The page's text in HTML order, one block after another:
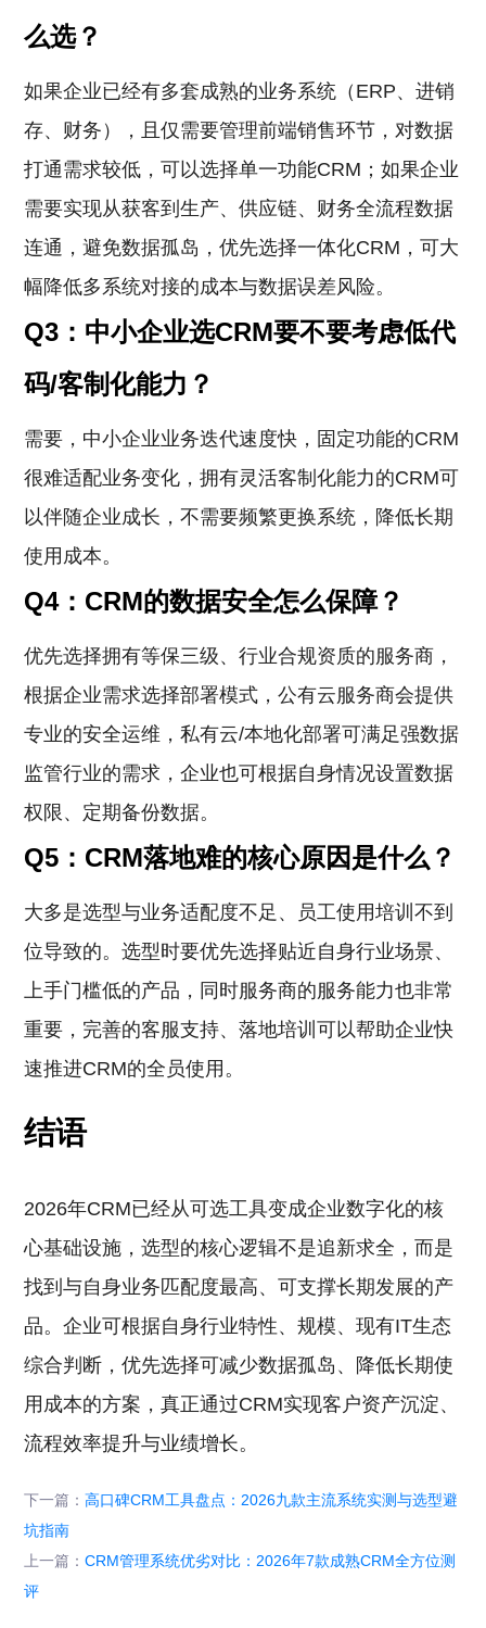
么选？
如果企业已经有多套成熟的业务系统（ERP、进销
存、财务），且仅需要管理前端销售环节，对数据
打通需求较低，可以选择单一功能CRM；如果企业
需要实现从获客到生产、供应链、财务全流程数据
连通，避免数据孤岛，优先选择一体化CRM，可大
幅降低多系统对接的成本与数据误差风险。
Q3：中小企业选CRM要不要考虑低代
码/客制化能力？
需要，中小企业业务迭代速度快，固定功能的CRM
很难适配业务变化，拥有灵活客制化能力的CRM可
以伴随企业成长，不需要频繁更换系统，降低长期
使用成本。
Q4：CRM的数据安全怎么保障？
优先选择拥有等保三级、行业合规资质的服务商，
根据企业需求选择部署模式，公有云服务商会提供
专业的安全运维，私有云/本地化部署可满足强数据
监管行业的需求，企业也可根据自身情况设置数据
权限、定期备份数据。
Q5：CRM落地难的核心原因是什么？
大多是选型与业务适配度不足、员工使用培训不到
位导致的。选型时要优先选择贴近自身行业场景、
上手门槛低的产品，同时服务商的服务能力也非常
重要，完善的客服支持、落地培训可以帮助企业快
速推进CRM的全员使用。
结语
2026年CRM已经从可选工具变成企业数字化的核
心基础设施，选型的核心逻辑不是追新求全，而是
找到与自身业务匹配度最高、可支撑长期发展的产
品。企业可根据自身行业特性、规模、现有IT生态
综合判断，优先选择可减少数据孤岛、降低长期使
用成本的方案，真正通过CRM实现客户资产沉淀、
流程效率提升与业绩增长。
下一篇：高口碑CRM工具盘点：2026九款主流系统实测与选型避
坑指南
上一篇：CRM管理系统优劣对比：2026年7款成熟CRM全方位测
评